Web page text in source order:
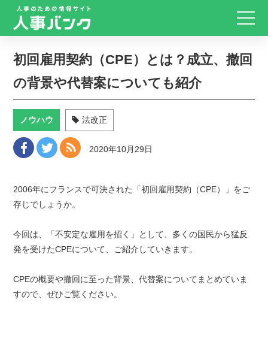
初回雇用契約（CPE）とは？成立、撤回
の背景や代替案についても紹介
ノウハウ 法改正
2020年10月29日
2006年にフランスで可決された「初回雇用契約（CPE）」をご
存じでしょうか。
今回は、「不安定な雇用を招く」として、多くの国民から猛反
発を受けたCPEについて、ご紹介していきます。
CPEの概要や撤回に至った背景、代替案についてまとめていま
すので、ぜひご覧ください。